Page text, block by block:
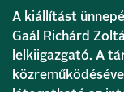
A kiállítást
Gaál Richárd
lelkiigazgató. A